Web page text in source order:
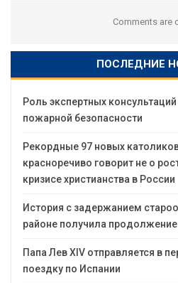
Comments are
ПОСЛЕДНИЕ
Роль экспертных
пожарной безопасности
Рекордные 97 новых
красноречиво говорит не о
кризисе христианства в России
История с задержанием
районе получила продолжение
Папа Лев XIV отправляется в
поездку по Испании